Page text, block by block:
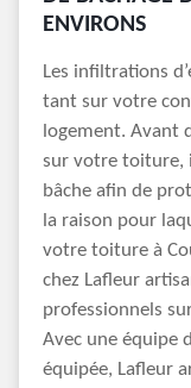
ENVIRONS
Les infiltrations
tant sur votre
logement. Avant
sur votre toiture,
bâche afin de
la raison pour
votre toiture à
chez Lafleur
professionnels
Avec une équipe
équipée, Lafleur